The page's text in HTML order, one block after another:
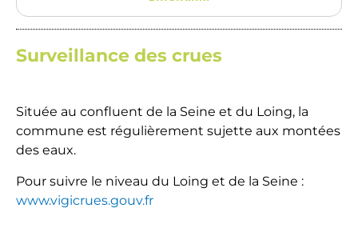
Surveillance des crues
Située au confluent de la Seine et du Loing, la
commune est régulièrement sujette aux montées
des eaux.
Pour suivre le niveau du Loing et de la Seine :
www.vigicrues.gouv.fr